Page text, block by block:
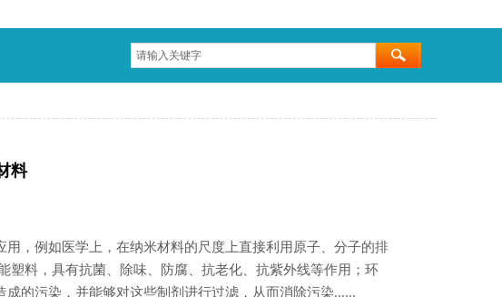
料
，例如医学上，在纳米材料的尺度上直接利用原子、分子的排
料，具有抗菌、除味、防腐、抗老化、抗紫外线等作用；环
的污染，并能够对这些制剂进行过滤，从而消除污染......